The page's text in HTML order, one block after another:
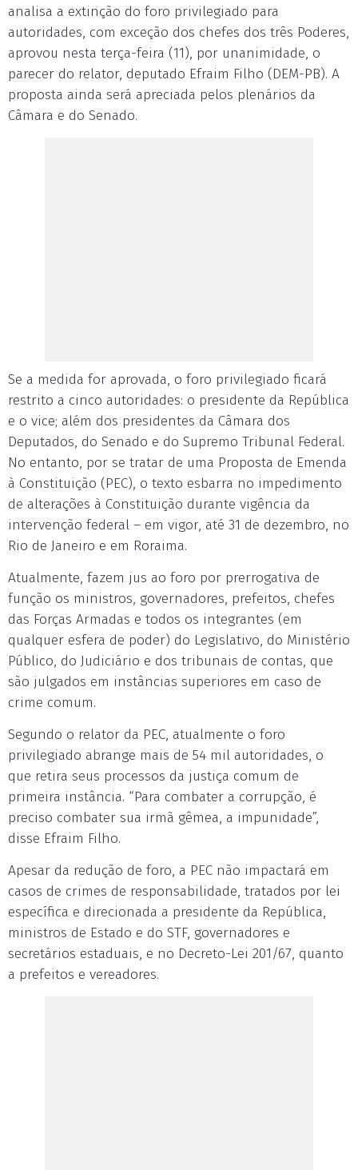
analisa a extinção do foro privilegiado para
autoridades, com exceção dos chefes dos três Poderes,
aprovou nesta terça-feira (11), por unanimidade, o
parecer do relator, deputado Efraim Filho (DEM-PB). A
proposta ainda será apreciada pelos plenários da
Câmara e do Senado.
Se a medida for aprovada, o foro privilegiado ficará
restrito a cinco autoridades: o presidente da República
e o vice; além dos presidentes da Câmara dos
Deputados, do Senado e do Supremo Tribunal Federal.
No entanto, por se tratar de uma Proposta de Emenda
à Constituição (PEC), o texto esbarra no impedimento
de alterações à Constituição durante vigência da
intervenção federal – em vigor, até 31 de dezembro, no
Rio de Janeiro e em Roraima.
Atualmente, fazem jus ao foro por prerrogativa de
função os ministros, governadores, prefeitos, chefes
das Forças Armadas e todos os integrantes (em
qualquer esfera de poder) do Legislativo, do Ministério
Público, do Judiciário e dos tribunais de contas, que
são julgados em instâncias superiores em caso de
crime comum.
Segundo o relator da PEC, atualmente o foro
privilegiado abrange mais de 54 mil autoridades, o
que retira seus processos da justiça comum de
primeira instância. “Para combater a corrupção, é
preciso combater sua irmã gêmea, a impunidade”,
disse Efraim Filho.
Apesar da redução de foro, a PEC não impactará em
casos de crimes de responsabilidade, tratados por lei
específica e direcionada a presidente da República,
ministros de Estado e do STF, governadores e
secretários estaduais, e no Decreto-Lei 201/67, quanto
a prefeitos e vereadores.